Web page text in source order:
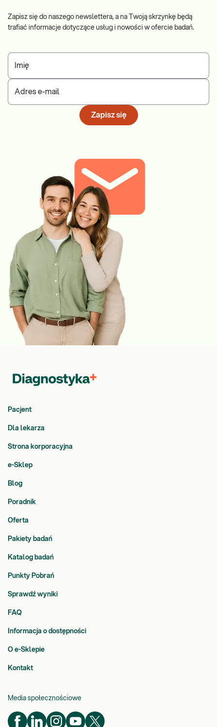
Zapisz się do naszego newslettera, a na Twoją skrzynkę będą
trafiać informacje dotyczące usług i nowości w ofercie badań.
Imię
Adres e-mail
Zapisz się
Pacjent
Dla lekarza
Strona korporacyjna
e-Sklep
Blog
Poradnik
Oferta
Pakiety badań
Katalog badań
Punkty Pobrań
Sprawdź wyniki
FAQ
Informacja o dostępności
O e-Sklepie
Kontakt
Media społecznościowe